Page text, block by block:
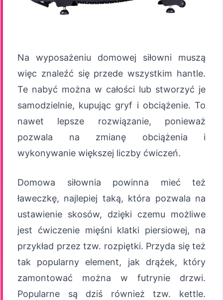
Na wyposażeniu domowej siłowni muszą
więc znaleźć się przede wszystkim hantle.
Te nabyć można w całości lub stworzyć je
samodzielnie, kupując gryf i obciążenie. To
nawet lepsze rozwiązanie, ponieważ
pozwala na zmianę obciążenia i
wykonywanie większej liczby ćwiczeń.
Domowa siłownia powinna mieć też
ławeczkę, najlepiej taką, która pozwala na
ustawienie skosów, dzięki czemu możliwe
jest ćwiczenie mięśni klatki piersiowej, na
przykład przez tzw. rozpiętki. Przyda się też
tak popularny element, jak drążek, który
zamontować można w futrynie drzwi.
Popularne są dziś również tzw. kettle.